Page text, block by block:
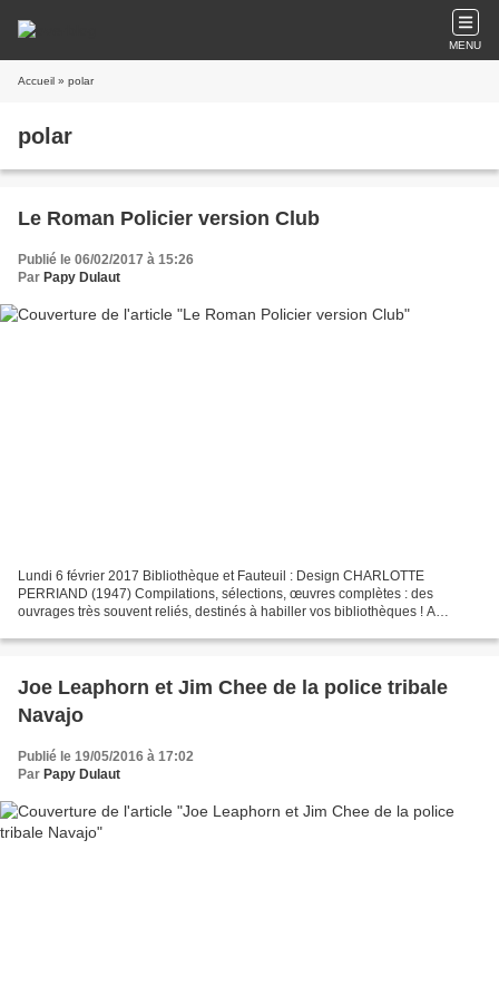
MENU
Accueil » polar
polar
Le Roman Policier version Club
Publié le 06/02/2017 à 15:26
Par Papy Dulaut
Lundi 6 février 2017 Bibliothèque et Fauteuil : Design CHARLOTTE
PERRIAND (1947) Compilations, sélections, œuvres complètes : des
ouvrages très souvent reliés, destinés à habiller vos bibliothèques ! A
Joe Leaphorn et Jim Chee de la police tribale
Navajo
Publié le 19/05/2016 à 17:02
Par Papy Dulaut